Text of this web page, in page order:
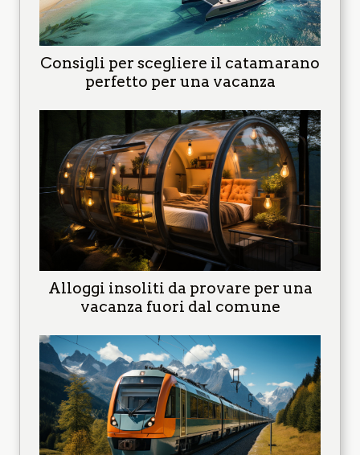
Consigli per scegliere il catamarano
perfetto per una vacanza
Alloggi insoliti da provare per una
vacanza fuori dal comune